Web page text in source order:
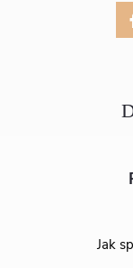
Jak